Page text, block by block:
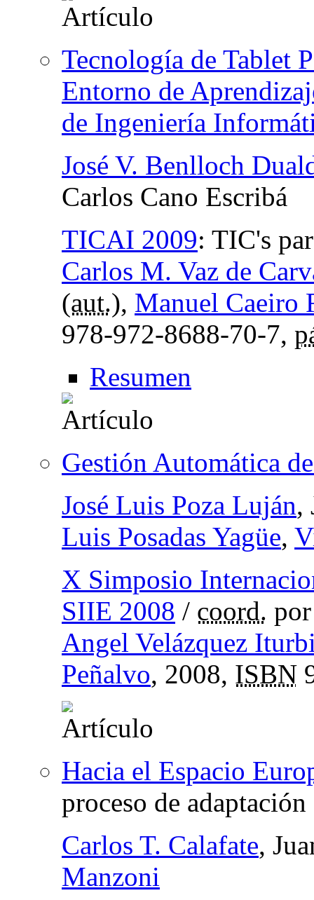
Tecnología de Tablet
Entorno de
de Ingeniería
José V. Benlloch
Carlos Cano Escribá
TICAI 2009: TIC's
Carlos M. Vaz de
(aut.), Manuel Caeiro
978-972-8688-70-7,
Resumen
Gestión Automática
José Luis Poza Luján,
Luis Posadas Yagüe,
X Simposio
SIIE 2008 / coord.
Angel Velázquez
Peñalvo, 2008, ISBN
Hacia el Espacio
proceso de adaptación
Carlos T. Calafate,
Manzoni